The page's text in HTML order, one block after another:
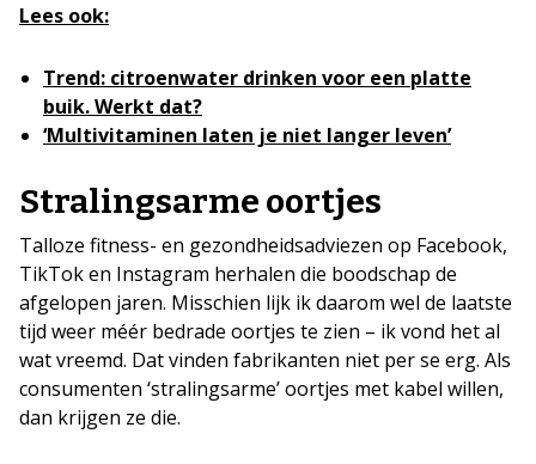
Lees ook:
Trend: citroenwater drinken voor een platte
buik. Werkt dat?
‘Multivitaminen laten je niet langer leven’
Stralingsarme oortjes
Talloze fitness- en gezondheidsadviezen op Facebook,
TikTok en Instagram herhalen die boodschap de
afgelopen jaren. Misschien lijk ik daarom wel de laatste
tijd weer méér bedrade oortjes te zien – ik vond het al
wat vreemd. Dat vinden fabrikanten niet per se erg. Als
consumenten ‘stralingsarme’ oortjes met kabel willen,
dan krijgen ze die.